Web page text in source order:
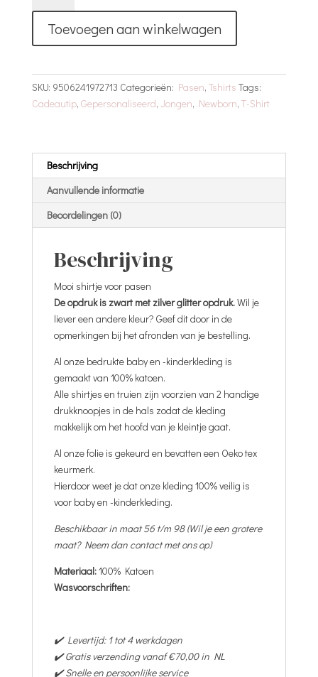
|
Pasen
Naam
Toevoegen aan winkelwagen
SKU: 9506241972713 Categorieën: Pasen, Tshirts Tags:
Cadeautip, Gepersonaliseerd, Jongen, Newborn, T-Shirt
Beschrijving
Aanvullende informatie
Beoordelingen (0)
Beschrijving
Mooi shirtje voor pasen
De opdruk is zwart met zilver glitter opdruk.Wil je
liever een andere kleur? Geef dit door in de
opmerkingen bij het afronden van je bestelling.
Al onze bedrukte baby en -kinderkleding is
gemaakt van 100% katoen.
Alle shirtjes en truien zijn voorzien van 2 handige
drukknoopjes in de hals zodat de kleding
makkelijk om het hoofd van je kleintje gaat.
Al onze folie is gekeurd en bevatten een Oeko tex
keurmerk.
Hierdoor weet je dat onze kleding 100% veilig is
voor baby en -kinderkleding.
Beschikbaar in maat 56 t/m 98 (Wil je een grotere
maat? Neem dan contact met ons op)
Materiaal:100% Katoen
Wasvoorschriften:
✔️ Levertijd: 1 tot 4 werkdagen
✔️ Gratis verzending vanaf €70,00 in NL
✔️ Snelle en persoonlijke service